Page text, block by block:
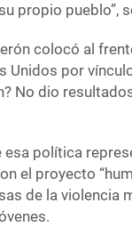
propio pueblo”,
colocó al
Unidos por
No dio
política
el proyecto
de la violencia